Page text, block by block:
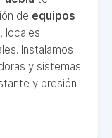
de equipos
locales
Instalamos
y sistemas
y presión